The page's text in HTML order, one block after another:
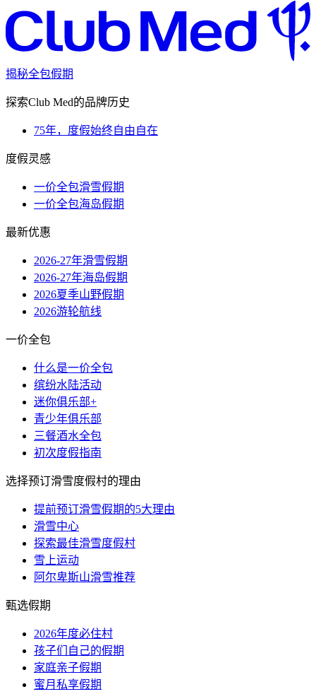
揭秘全包假期
探索Club Med的品牌历史
75年，度假始终自由自在
度假灵感
一价全包滑雪假期
一价全包海岛假期
最新优惠
2026-27年滑雪假期
2026-27年海岛假期
2026夏季山野假期
2026游轮航线
一价全包
什么是一价全包
缤纷水陆活动
迷你俱乐部+
青少年俱乐部
三餐酒水全包
初次度假指南
选择预订滑雪度假村的理由
提前预订滑雪假期的5大理由
滑雪中心
探索最佳滑雪度假村
雪上运动
阿尔卑斯山滑雪推荐
甄选假期
2026年度必住村
孩子们自己的假期
家庭亲子假期
蜜月私享假期